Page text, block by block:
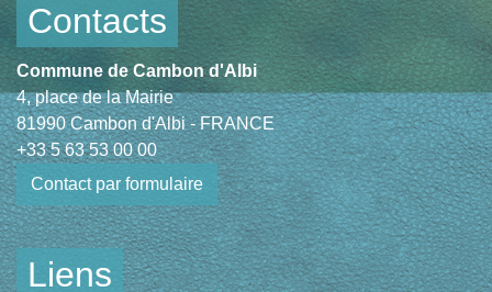
Contacts
Commune de Cambon d'Albi
4, place de la Mairie
81990 Cambon d'Albi - FRANCE
+33 5 63 53 00 00
Contact par formulaire
Liens